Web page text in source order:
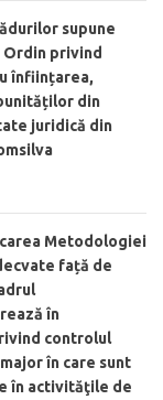
supune
privind
înființarea,
din
juridică din
Metodologiei
față de
în
controlul
în care sunt
în activităţile de